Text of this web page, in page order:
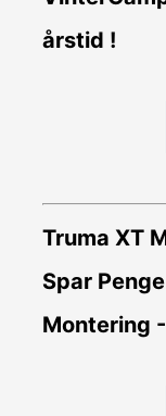
årstid !
Truma XT
Spar
Montering